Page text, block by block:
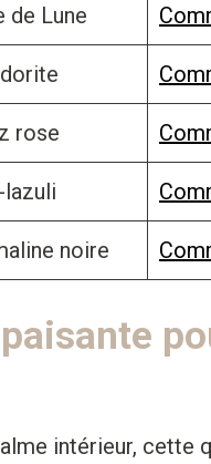
de Lune
rose
lazuli
noire
intérieur, cette